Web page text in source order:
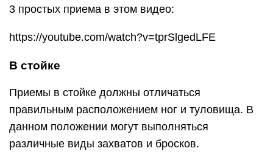
3 простых приема в этом видео:
https://youtube.com/watch?v=tprSlgedLFE
В стойке
Приемы в стойке должны отличаться
правильным расположением ног и туловища. В
данном положении могут выполняться
различные виды захватов и бросков.